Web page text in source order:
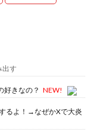
出す
好きなの？ NEW!
るよ！→なぜかXで大炎